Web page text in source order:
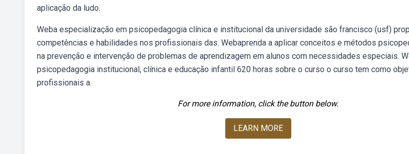
aplicação da ludo.
Weba especialização em psicopedagogia clínica e institucional da universidade são francisco (usf)
competências e habilidades nos profissionais das. Webaprenda a aplicar conceitos e métodos
na prevenção e intervenção de problemas de aprendizagem em alunos com necessidades especiais.
psicopedagogia institucional, clínica e educação infantil 620 horas sobre o curso o curso tem como
profissionais a.
For more information, click the button below.
LEARN MORE